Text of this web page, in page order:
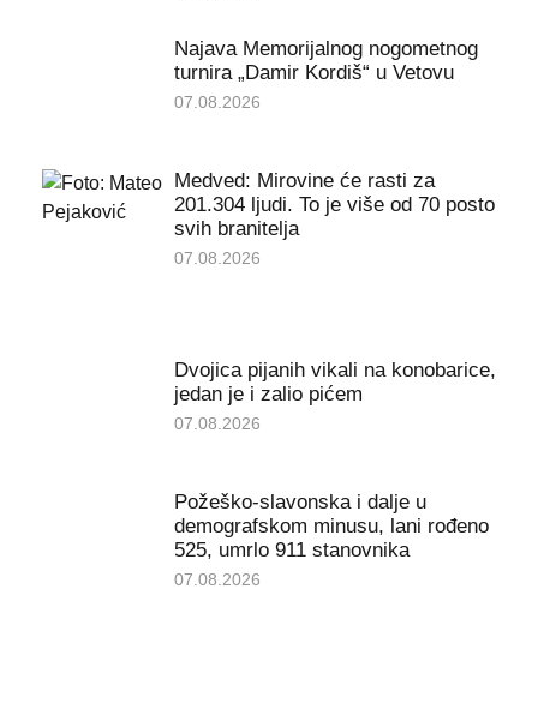
Najava Memorijalnog nogometnog
turnira „Damir Kordiš“ u Vetovu
07.08.2026
Medved: Mirovine će rasti za
201.304 ljudi. To je više od 70 posto
svih branitelja
07.08.2026
Dvojica pijanih vikali na konobarice,
jedan je i zalio pićem
07.08.2026
Požeško-slavonska i dalje u
demografskom minusu, lani rođeno
525, umrlo 911 stanovnika
07.08.2026